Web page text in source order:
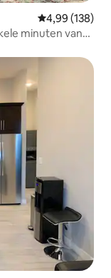
Gemiddelde
4,99 (138)
minuten van